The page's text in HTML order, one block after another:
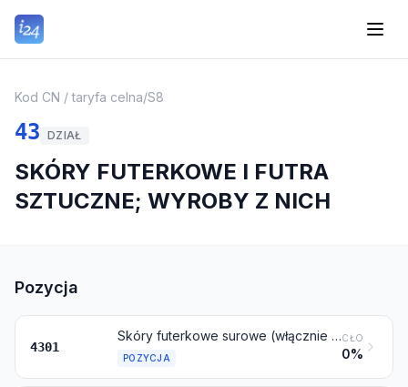
Kod CN / taryfa celna/S8
43 DZIAŁ
SKÓRY FUTERKOWE I FUTRA
SZTUCZNE; WYROBY Z NICH
Pozycja
4301
Skóry futerkowe surowe (włącznie z łbami, ogonami, łapami i pozostałymi częściami lub kawałkami nadającymi się do wykorzystania w kuśnierstwie), inne niż surowe skóry i skórki objęte pozycją 4101, 4102 lub 4103
POZYCJA
CŁO
0%